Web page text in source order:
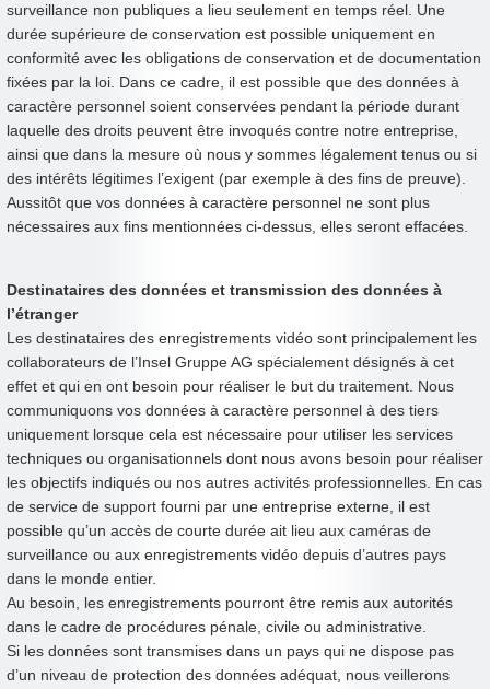
surveillance non publiques a lieu seulement en temps réel. Une
durée supérieure de conservation est possible uniquement en
conformité avec les obligations de conservation et de documentation
fixées par la loi. Dans ce cadre, il est possible que des données à
caractère personnel soient conservées pendant la période durant
laquelle des droits peuvent être invoqués contre notre entreprise,
ainsi que dans la mesure où nous y sommes légalement tenus ou si
des intérêts légitimes l’exigent (par exemple à des fins de preuve).
Aussitôt que vos données à caractère personnel ne sont plus
nécessaires aux fins mentionnées ci-dessus, elles seront effacées.
Destinataires des données et transmission des données à
l’étranger
Les destinataires des enregistrements vidéo sont principalement les
collaborateurs de l’Insel Gruppe AG spécialement désignés à cet
effet et qui en ont besoin pour réaliser le but du traitement. Nous
communiquons vos données à caractère personnel à des tiers
uniquement lorsque cela est nécessaire pour utiliser les services
techniques ou organisationnels dont nous avons besoin pour réaliser
les objectifs indiqués ou nos autres activités professionnelles. En cas
de service de support fourni par une entreprise externe, il est
possible qu’un accès de courte durée ait lieu aux caméras de
surveillance ou aux enregistrements vidéo depuis d’autres pays
dans le monde entier.
Au besoin, les enregistrements pourront être remis aux autorités
dans le cadre de procédures pénale, civile ou administrative.
Si les données sont transmises dans un pays qui ne dispose pas
d’un niveau de protection des données adéquat, nous veillerons